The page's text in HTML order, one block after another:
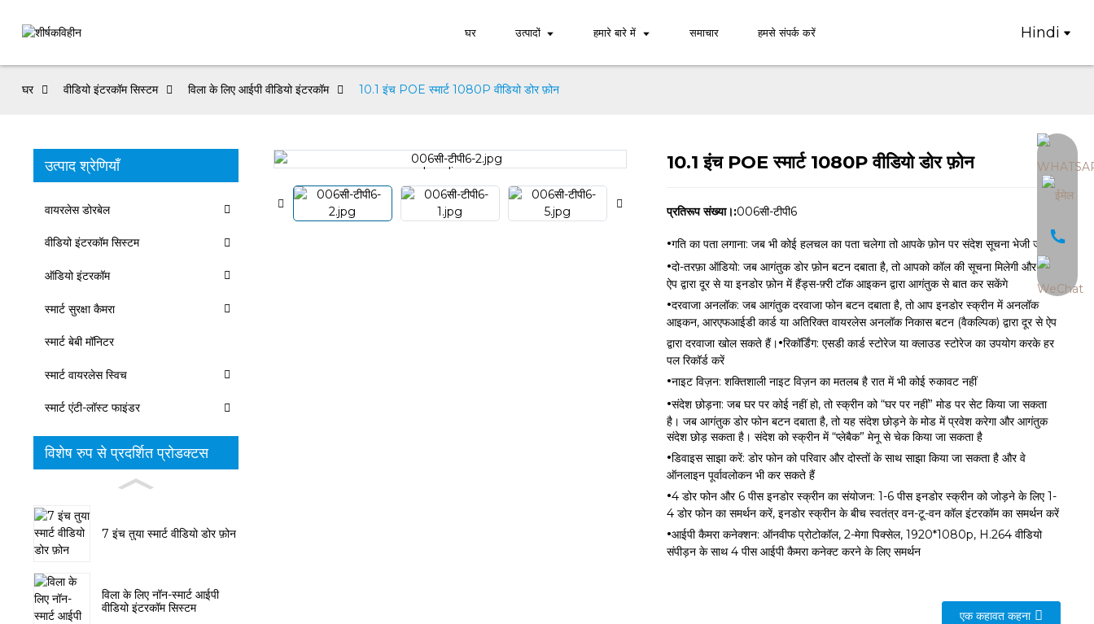
घर उत्पादों हमारे बारे में समाचार हमसे संपर्क करें Hindi
घर वीडियो इंटरकॉम सिस्टम विला के लिए आईपी वीडियो इंटरकॉम 10.1 इंच POE स्मार्ट 1080P वीडियो डोर फ़ोन
उत्पाद श्रेणियाँ
वायरलेस डोरबेल
वीडियो इंटरकॉम सिस्टम
ऑडियो इंटरकॉम
स्मार्ट सुरक्षा कैमरा
स्मार्ट बेबी मॉनिटर
स्मार्ट वायरलेस स्विच
स्मार्ट एंटी-लॉस्ट फाइंडर
विशेष रुप से प्रदर्शित प्रोडक्टस
7 इंच तुया स्मार्ट वीडियो डोर फ़ोन
विला के लिए नॉन-स्मार्ट आईपी
वीडियो इंटरकॉम सिस्टम
Loading...
Loading... Loading...
Loading... Loading...
Loading...
10.1 इंच POE स्मार्ट 1080P वीडियो डोर फ़ोन
प्रतिरूप संख्या।:006सी-टीपी6
·गति का पता लगाना: जब भी कोई हलचल का पता चलेगा तो आपके फ़ोन पर संदेश सूचना भेजी जाएगी
·दो-तरफ़ा ऑडियो: जब आगंतुक डोर फ़ोन बटन दबाता है, तो आपको कॉल की सूचना मिलेगी और आप
ऐप द्वारा दूर से या इनडोर फ़ोन में हैंड्स-फ़्री टॉक आइकन द्वारा आगंतुक से बात कर सकेंगे
·दरवाजा अनलॉक: जब आगंतुक दरवाजा फोन बटन दबाता है, तो आप इनडोर स्क्रीन में अनलॉक
आइकन, आरएफआईडी कार्ड या अतिरिक्त वायरलेस अनलॉक निकास बटन (वैकल्पिक) द्वारा दूर से ऐप
द्वारा दरवाजा खोल सकते हैं।·रिकॉर्डिंग: एसडी कार्ड स्टोरेज या क्लाउड स्टोरेज का उपयोग करके हर
पल रिकॉर्ड करें
·नाइट विज़न: शक्तिशाली नाइट विज़न का मतलब है रात में भी कोई रुकावट नहीं
·संदेश छोड़ना: जब घर पर कोई नहीं हो, तो स्क्रीन को “घर पर नहीं” मोड पर सेट किया जा सकता
है। जब आगंतुक डोर फोन बटन दबाता है, तो यह संदेश छोड़ने के मोड में प्रवेश करेगा और आगंतुक
संदेश छोड़ सकता है। संदेश को स्क्रीन में “प्लेबैक” मेनू से चेक किया जा सकता है
·डिवाइस साझा करें: डोर फोन को परिवार और दोस्तों के साथ साझा किया जा सकता है और वे
ऑनलाइन पूर्वावलोकन भी कर सकते हैं
·4 डोर फोन और 6 पीस इनडोर स्क्रीन का संयोजन: 1-6 पीस इनडोर स्क्रीन को जोड़ने के लिए 1-
4 डोर फोन का समर्थन करें, इनडोर स्क्रीन के बीच स्वतंत्र वन-टू-वन कॉल इंटरकॉम का समर्थन करें
·आईपी ​​कैमरा कनेक्शन: ऑनवीफ प्रोटोकॉल, 2-मेगा पिक्सेल, 1920*1080p, H.264 वीडियो
संपीड़न के साथ 4 पीस आईपी कैमरा कनेक्ट करने के लिए समर्थन
एक कहावत कहना